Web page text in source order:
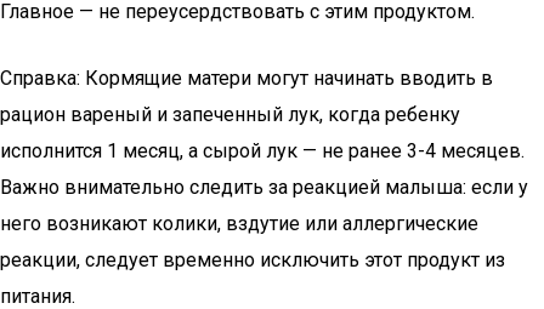
Главное — не переусердствовать с этим продуктом.
Справка: Кормящие матери могут начинать вводить в
рацион вареный и запеченный лук, когда ребенку
исполнится 1 месяц, а сырой лук — не ранее 3-4 месяцев.
Важно внимательно следить за реакцией малыша: если у
него возникают колики, вздутие или аллергические
реакции, следует временно исключить этот продукт из
питания.